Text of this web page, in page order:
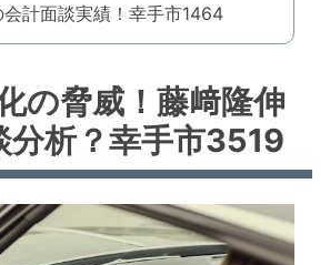
計面談実績！幸手市1464
の脅威！藤﨑隆伸
分析？幸手市3519